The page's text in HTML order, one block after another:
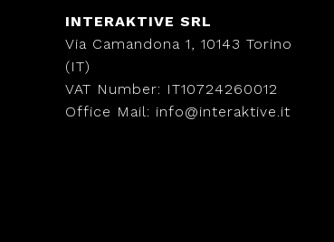
INTERAKTIVE SRL
Via Camandona 1, 10143 Torino
(IT)
VAT Number: IT10724260012
Office Mail: info@interaktive.it